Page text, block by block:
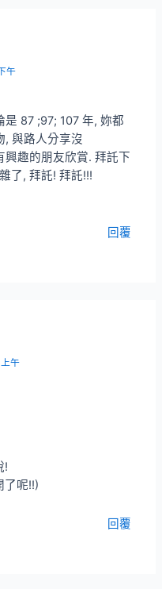
午
87 ;97; 107 年, 妳都
, 與路人分享沒
興趣的朋友欣賞. 拜託下
了, 拜託! 拜託!!!
回覆
午
!
了呢!!)
回覆